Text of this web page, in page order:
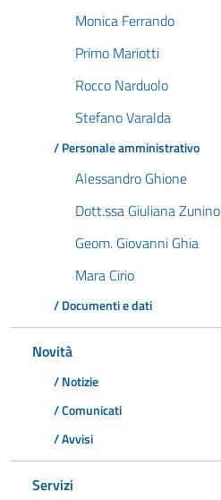
Monica Ferrando
Primo Mariotti
Rocco Narduolo
Stefano Varalda
/ Personale amministrativo
Alessandro Ghione
Dott.ssa Giuliana Zunino
Geom. Giovanni Ghia
Mara Cirio
/ Documenti e dati
Novità
/ Notizie
/ Comunicati
/ Avvisi
Servizi